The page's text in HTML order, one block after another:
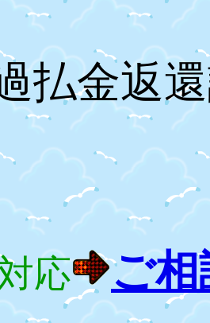
払金返
応 ご相